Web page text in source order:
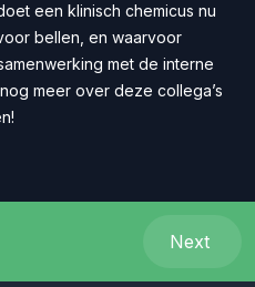
een klinisch chemicus nu
bellen, en waarvoor
met de interne
meer over deze collega’s
Next